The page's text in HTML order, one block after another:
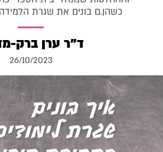
כשהן.ם בונים את שגרת
ד"ר ערן ברק-
26/10/2023